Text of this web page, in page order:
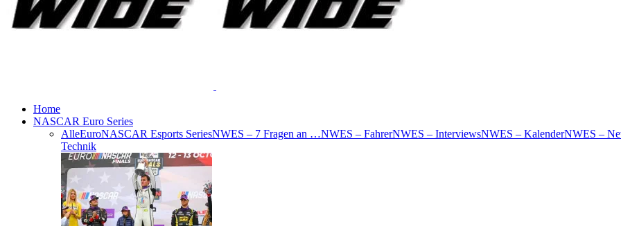
Home
NASCAR Euro Series
AlleEuroNASCAR Esports SeriesNWES – 7 Fragen an …NWES – FahrerNWES – InterviewsNWES – KalenderNWES –
Technik